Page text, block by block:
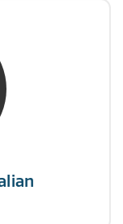
niet kunt
van je